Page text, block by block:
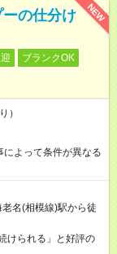
NEW
の仕分け
ブランクOK
）
よって条件が異なる
老名(相模線)駅から徒
けられる」と好評の